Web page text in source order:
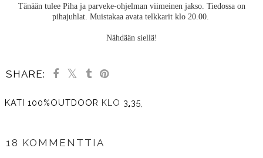
Tänään tulee Piha ja parveke-ohjelman viimeinen jakso. Tiedossa on
pihajuhlat. Muistakaa avata telkkarit klo 20.00.
Nähdään siellä!
SHARE:
KATI 100%OUTDOOR KLO 3.35
18 KOMMENTTIA